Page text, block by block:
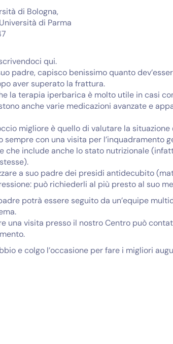
di Bologna,
di Parma
qui.
padre, capisco benissimo quanto
aver superato la frattura.
la terapia iperbarica è molto utile in casi
anche varie medicazioni avanzate e
migliore è quello di valutare la
con una visita per l’inquadramento
che include anche lo stato nutrizionale
a suo padre dei presidi antidecubito
può richiederli al più presto al suo
potrà essere seguito da un’equipe
una visita presso il nostro Centro può
e colgo l’occasione per fare i migliori